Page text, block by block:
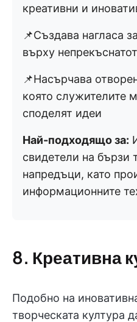
креативни и
📌Създава нагласа
върху
📌Насърчава
която служителите
споделят идеи
Най-подходящо за:
свидетели на бързи
напредъци, като
информационните
8. Креативна
Подобно на
творческата култура